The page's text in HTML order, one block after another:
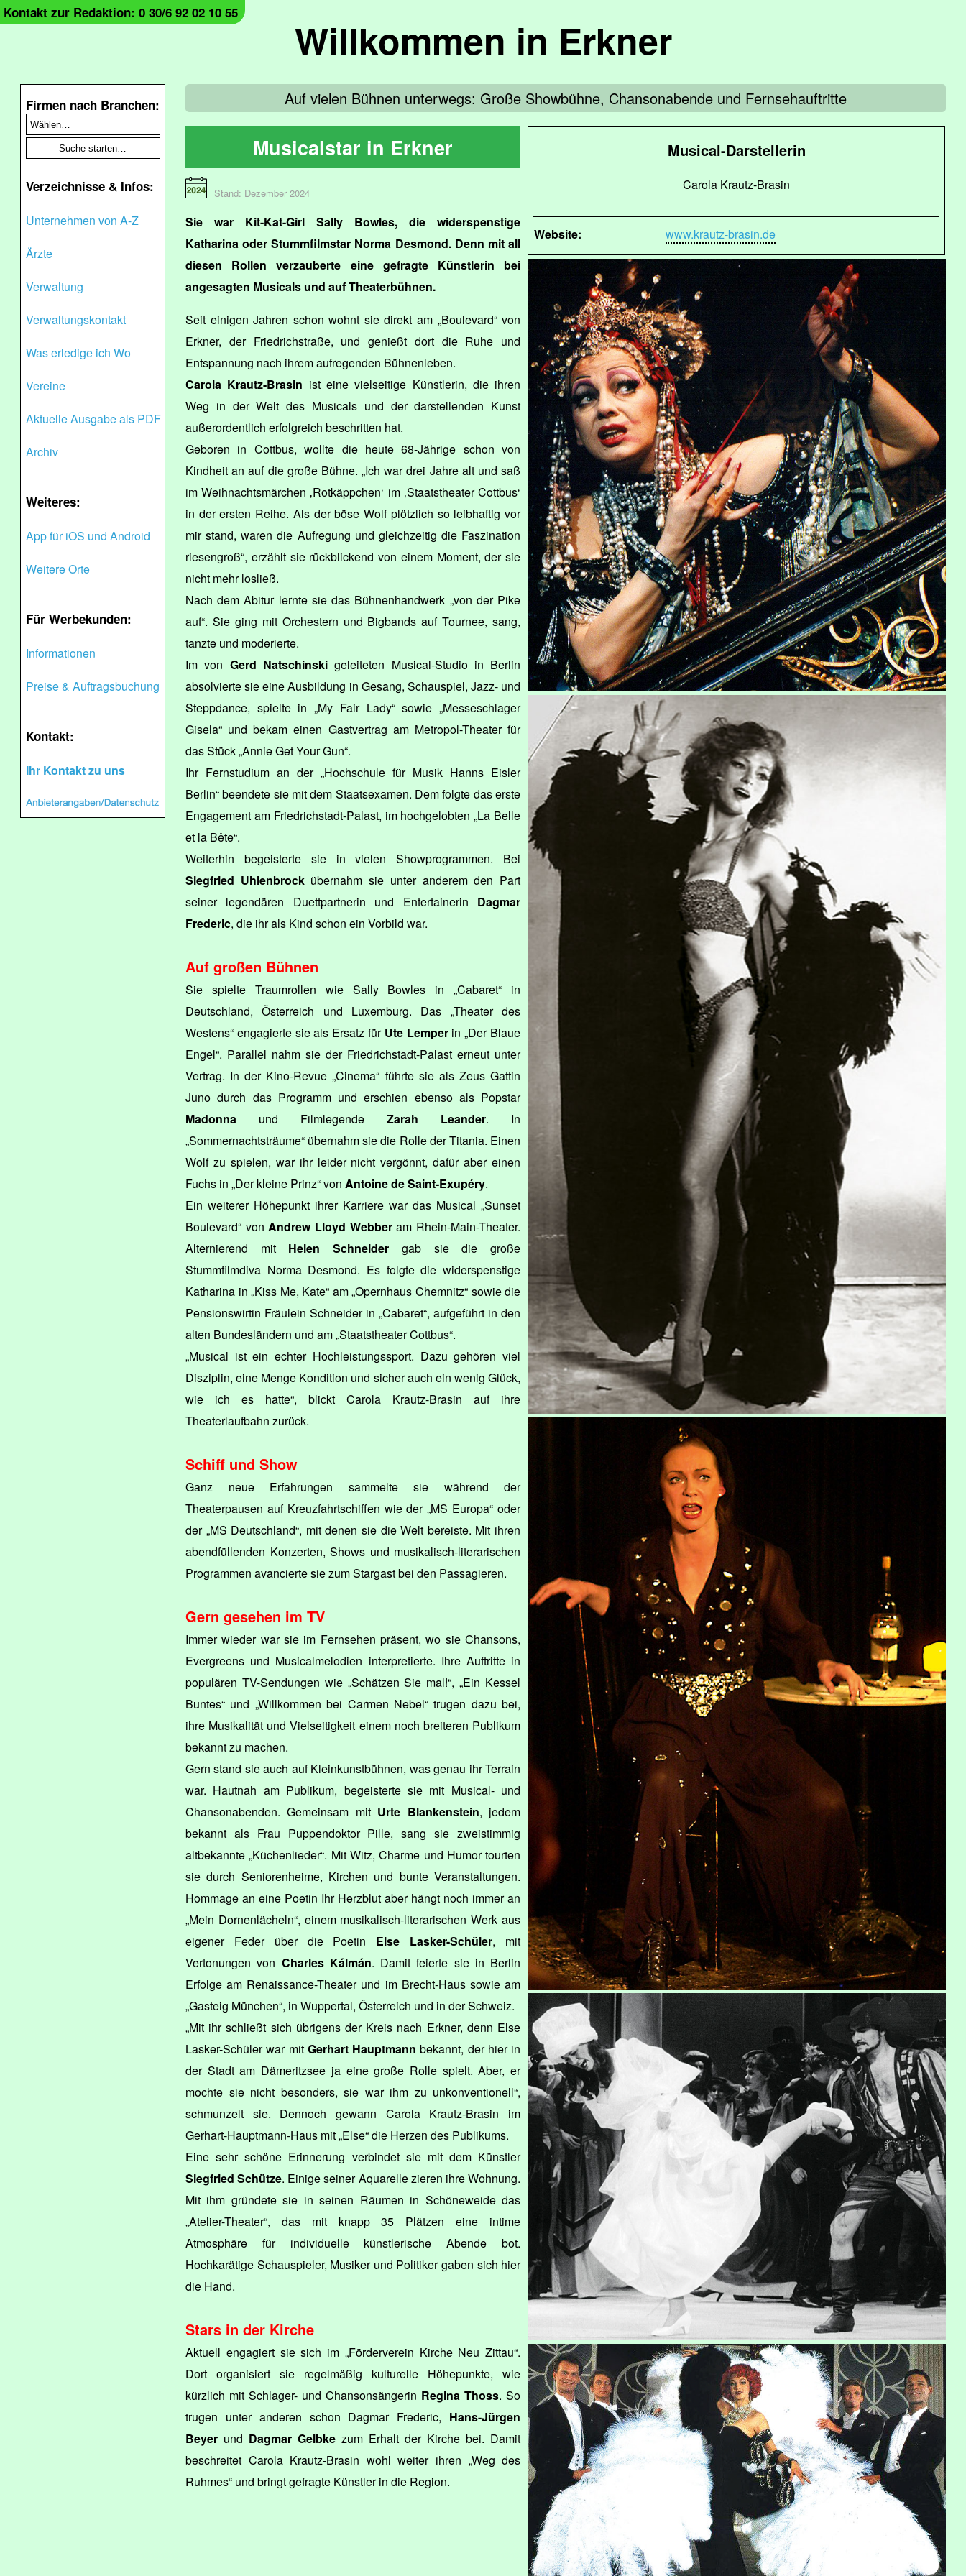
Willkommen in Erkner
Kontakt zur Redaktion: 0 30/6 92 02 10 55
Firmen nach Branchen:
Verzeichnisse & Infos:
Unternehmen von A-Z
Ärzte
Verwaltung
Verwaltungskontakt
Was erledige ich Wo
Vereine
Aktuelle Ausgabe als PDF
Archiv
Weiteres:
App für iOS und Android
Weitere Orte
Für Werbekunden:
Informationen
Preise & Auftragsbuchung
Kontakt:
Ihr Kontakt zu uns
Auf vielen Bühnen unterwegs: Große Showbühne, Chansonabende und Fernsehauftritte
Musical-Darstellerin
Carola Krautz-Brasin
Website: www.krautz-brasin.de
Musicalstar in Erkner
Stand: Dezember 2024
Sie war Kit-Kat-Girl Sally Bowles, die widerspenstige
Katharina oder Stummfilmstar Norma Desmond. Denn mit all
diesen Rollen verzauberte eine gefragte Künstlerin bei
angesagten Musicals und auf Theaterbühnen.
Seit einigen Jahren schon wohnt sie direkt am „Boulevard“ von
Erkner, der Friedrichstraße, und genießt dort die Ruhe und
Entspannung nach ihrem aufregenden Bühnenleben.
Carola Krautz-Brasin ist eine vielseitige Künstlerin, die ihren
Weg in der Welt des Musicals und der darstellenden Kunst
außerordentlich erfolgreich beschritten hat.
Geboren in Cottbus, wollte die heute 68-Jährige schon von
Kindheit an auf die große Bühne. „Ich war drei Jahre alt und saß
im Weihnachtsmärchen ‚Rotkäppchen‘ im ‚Staatstheater Cottbus‘
in der ersten Reihe. Als der böse Wolf plötzlich so leibhaftig vor
mir stand, waren die Aufregung und gleichzeitig die Faszination
riesengroß“, erzählt sie rückblickend von einem Moment, der sie
nicht mehr losließ.
Nach dem Abitur lernte sie das Bühnenhandwerk „von der Pike
auf“. Sie ging mit Orchestern und Bigbands auf Tournee, sang,
tanzte und moderierte.
Im von Gerd Natschinskigeleiteten Musical-Studio in Berlin
absolvierte sie eine Ausbildung in Gesang, Schauspiel, Jazz- und
Steppdance, spielte in „My Fair Lady“ sowie „Messeschlager
Gisela“ und bekam einen Gastvertrag am Metropol-Theater für
das Stück „Annie Get Your Gun“.
Ihr Fernstudium an der „Hochschule für Musik Hanns Eisler
Berlin“ beendete sie mit dem Staatsexamen. Dem folgte das erste
Engagement am Friedrichstadt-Palast, im hochgelobten „La Belle
et la Bête“.
Weiterhin begeisterte sie in vielen Showprogrammen. Bei
Siegfried Uhlenbrockübernahm sie unter anderem den Part
seiner legendären Duettpartnerin und Entertainerin Dagmar
Frederic, die ihr als Kind schon ein Vorbild war.
Auf großen Bühnen
Sie spielte Traumrollen wie Sally Bowles in „Cabaret“ in
Deutschland, Österreich und Luxemburg. Das „Theater des
Westens“ engagierte sie als Ersatz für Ute Lemperin „Der Blaue
Engel“. Parallel nahm sie der Friedrichstadt-Palast erneut unter
Vertrag. In der Kino-Revue „Cinema“ führte sie als Zeus Gattin
Juno durch das Programm und erschien ebenso als Popstar
Madonna und FilmlegendeZarah Leander. In
„Sommernachtsträume“ übernahm sie die Rolle der Titania. Einen
Wolf zu spielen, war ihr leider nicht vergönnt, dafür aber einen
Fuchs in „Der kleine Prinz“ von Antoine de Saint-Exupéry.
Ein weiterer Höhepunkt ihrer Karriere war das Musical „Sunset
Boulevard“ vonAndrew Lloyd Webberam Rhein-Main-Theater.
Alternierend mit Helen Schneider gab sie die große
Stummfilmdiva Norma Desmond. Es folgte die widerspenstige
Katharina in „Kiss Me, Kate“ am „Opernhaus Chemnitz“ sowie die
Pensionswirtin Fräulein Schneider in „Cabaret“, aufgeführt in den
alten Bundesländern und am „Staatstheater Cottbus“.
„Musical ist ein echter Hochleistungssport. Dazu gehören viel
Disziplin, eine Menge Kondition und sicher auch ein wenig Glück,
wie ich es hatte“, blickt Carola Krautz-Brasin auf ihre
Theaterlaufbahn zurück.
Schiff und Show
Ganz neue Erfahrungen sammelte sie während der
Theaterpausen auf Kreuzfahrtschiffen wie der „MS Europa“ oder
der „MS Deutschland“, mit denen sie die Welt bereiste. Mit ihren
abendfüllenden Konzerten, Shows und musikalisch-literarischen
Programmen avancierte sie zum Stargast bei den Passagieren.
Gern gesehen im TV
Immer wieder war sie im Fernsehen präsent, wo sie Chansons,
Evergreens und Musicalmelodien interpretierte. Ihre Auftritte in
populären TV-Sendungen wie „Schätzen Sie mal!“, „Ein Kessel
Buntes“ und „Willkommen bei Carmen Nebel“ trugen dazu bei,
ihre Musikalität und Vielseitigkeit einem noch breiteren Publikum
bekannt zu machen.
Gern stand sie auch auf Kleinkunstbühnen, was genau ihr Terrain
war. Hautnah am Publikum, begeisterte sie mit Musical- und
Chansonabenden. Gemeinsam mit Urte Blankenstein, jedem
bekannt als Frau Puppendoktor Pille, sang sie zweistimmig
altbekannte „Küchenlieder“. Mit Witz, Charme und Humor tourten
sie durch Seniorenheime, Kirchen und bunte Veranstaltungen.
Hommage an eine Poetin Ihr Herzblut aber hängt noch immer an
„Mein Dornenlächeln“, einem musikalisch-literarischen Werk aus
eigener Feder über die Poetin Else Lasker-Schüler, mit
Vertonungen von Charles Kálmán. Damit feierte sie in Berlin
Erfolge am Renaissance-Theater und im Brecht-Haus sowie am
„Gasteig München“, in Wuppertal, Österreich und in der Schweiz.
„Mit ihr schließt sich übrigens der Kreis nach Erkner, denn Else
Lasker-Schüler war mit Gerhart Hauptmann bekannt, der hier in
der Stadt am Dämeritzsee ja eine große Rolle spielt. Aber, er
mochte sie nicht besonders, sie war ihm zu unkonventionell“,
schmunzelt sie. Dennoch gewann Carola Krautz-Brasin im
Gerhart-Hauptmann-Haus mit „Else“ die Herzen des Publikums.
Eine sehr schöne Erinnerung verbindet sie mit dem Künstler
Siegfried Schütze. Einige seiner Aquarelle zieren ihre Wohnung.
Mit ihm gründete sie in seinen Räumen in Schöneweide das
„Atelier-Theater“, das mit knapp 35 Plätzen eine intime
Atmosphäre für individuelle künstlerische Abende bot.
Hochkarätige Schauspieler, Musiker und Politiker gaben sich hier
die Hand.
Stars in der Kirche
Aktuell engagiert sie sich im „Förderverein Kirche Neu Zittau“.
Dort organisiert sie regelmäßig kulturelle Höhepunkte, wie
kürzlich mit Schlager- und Chansonsängerin Regina Thoss. So
trugen unter anderen schon Dagmar Frederic, Hans-Jürgen
Beyer und Dagmar Gelbke zum Erhalt der Kirche bei. Damit
beschreitet Carola Krautz-Brasin wohl weiter ihren „Weg des
Ruhmes“ und bringt gefragte Künstler in die Region.